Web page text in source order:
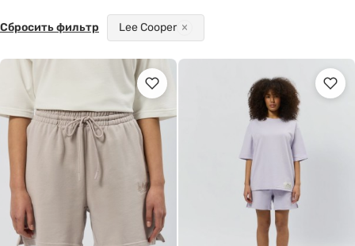
Lee Cooper
Сбросить фильтр